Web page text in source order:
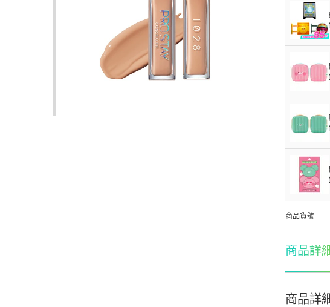
商品貨號
商品詳
商品詳